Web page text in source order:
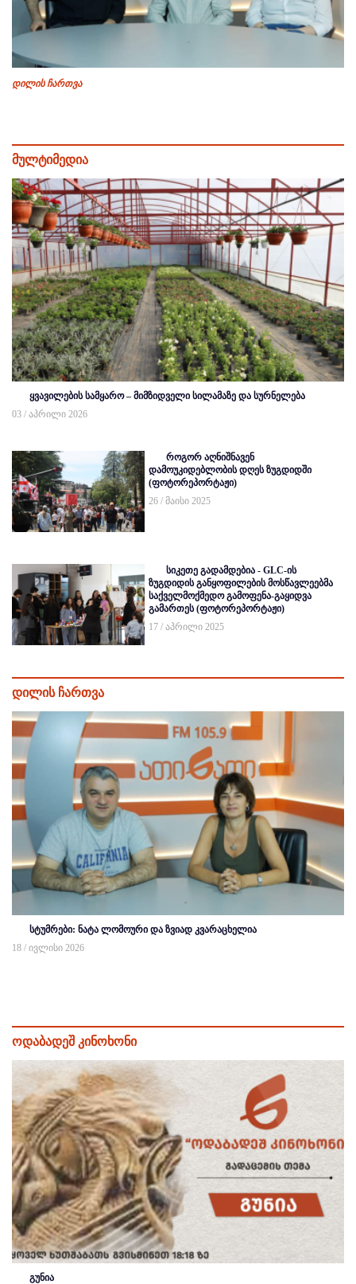
დილის ჩართვა
მულტიმედია
ყვავილების სამყარო – მიმზიდველი სილამაზე და სურნელება
03 / აპრილი 2026
როგორ აღნიშნავენ
დამოუკიდებლობის დღეს ზუგდიდში
(ფოტორეპორტაჟი)
26 / მაისი 2025
სიკეთე გადამდებია - GLC-ის
ზუგდიდის განყოფილების მოსწავლეებმა
საქველმოქმედო გამოფენა-გაყიდვა
გამართეს (ფოტორეპორტაჟი)
17 / აპრილი 2025
დილის ჩართვა
სტუმრები: ნატა ლომოური და ზვიად კვარაცხელია
18 / ივლისი 2026
ოდაბადეშ კინოხონი
გუნია